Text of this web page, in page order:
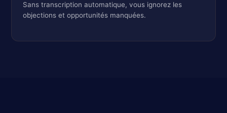
Sans transcription automatique, vous ignorez les
objections et opportunités manquées.